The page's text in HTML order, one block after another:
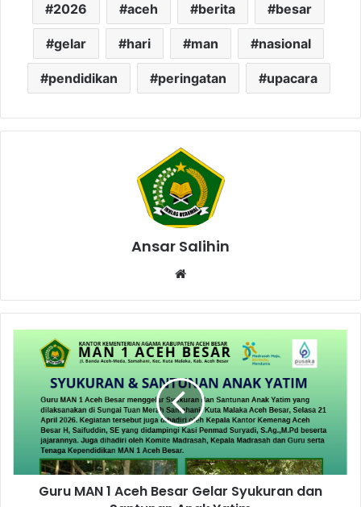
2026 aceh berita besar
gelar hari man nasional
pendidikan peringatan upacara
Ansar Salihin
b
s
i
e
Guru MAN 1 Aceh Besar Gelar Syukuran dan